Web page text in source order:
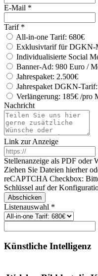
E-Mail *
Tarif *
All-in-one Tarif: 680€
Exklusivtarif für DGKN-
Individualisierte Social
Banner-Ad: 980 Euro /
Jahrespaket: 2.500€
Jahrespaket DGKN-
Verlängerung: 185€ /pro
Nachricht
Link zur Anzeige
Stellenanzeige als PDF oder
Ziehen Sie Dateien hierher
reCAPTCHA Checkbox:
Schlüssel auf der
Abschicken
Listenauswahl *
Künstliche Intelligenz